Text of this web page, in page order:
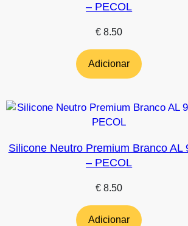
– PECOL
€ 8.50
Adicionar
Silicone Neutro Premium Branco AL
– PECOL
€ 8.50
Adicionar